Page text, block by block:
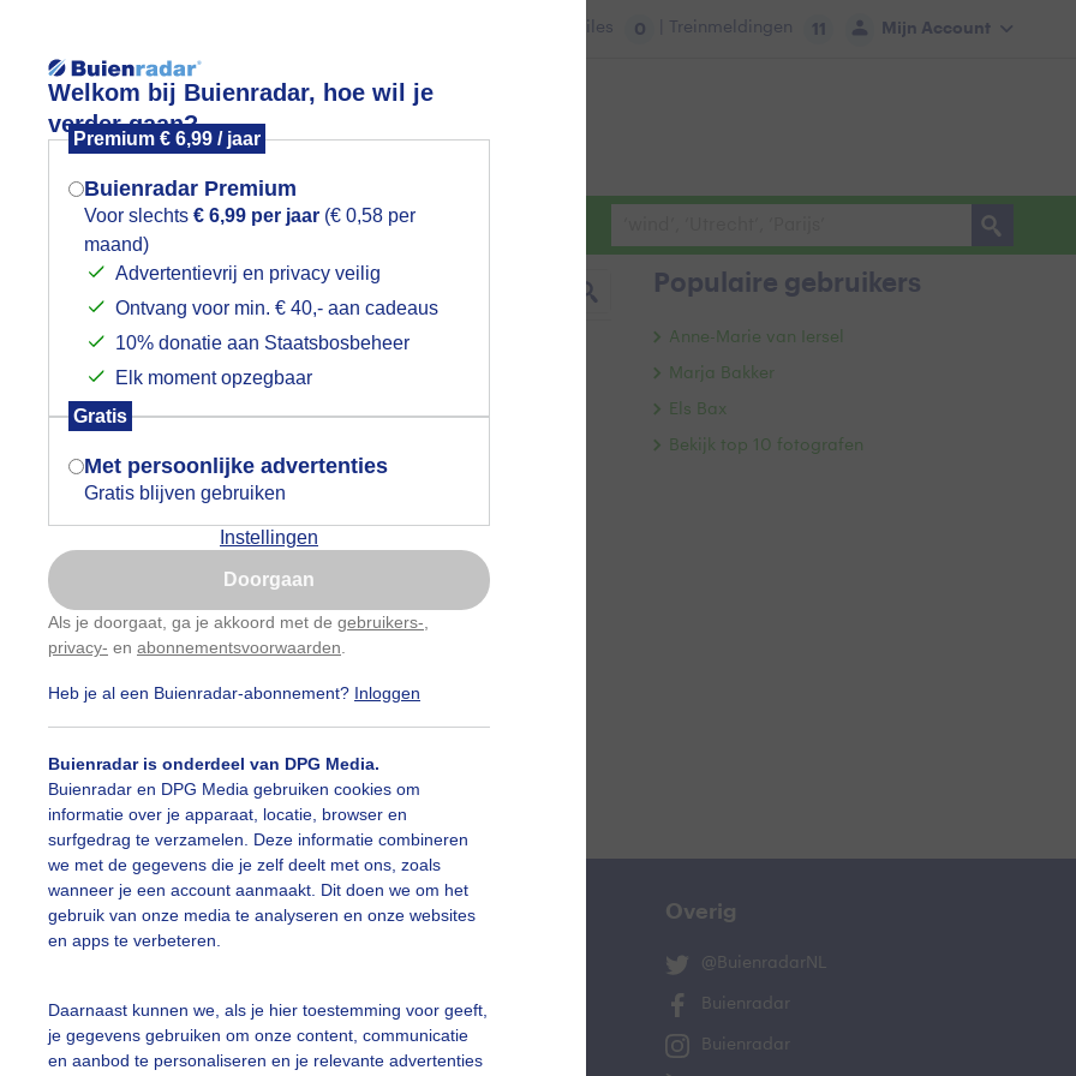
Welkom bij Buienradar, hoe wil je
verder gaan?
Premium € 6,99 / jaar
Buienradar Premium
Voor slechts € 6,99 per jaar (€ 0,58 per
maand)
Advertentievrij en privacy veilig
Ontvang voor min. € 40,- aan cadeaus
10% donatie aan Staatsbosbeheer
Elk moment opzegbaar
Gratis
Met persoonlijke advertenties
Gratis blijven gebruiken
Instellingen
Doorgaan
Als je doorgaat, ga je akkoord met de gebruikers-
privacy- en abonnementsvoorwaarden
Heb je al een Buienradar-abonnement? Inloggen
Buienradar is onderdeel van DPG Media.
Buienradar en DPG Media gebruiken cookies om
informatie over je apparaat, locatie, browser en
surfgedrag te verzamelen. Deze informatie combineren
we met de gegevens die je zelf deelt met ons, zoals
wanneer je een account aanmaakt. Dit doen we om het
gebruik van onze media te analyseren en onze websites
en apps te verbeteren.
Daarnaast kunnen we, als je hier toestemming voor geeft,
je gegevens gebruiken om onze content, communicatie
en aanbod te personaliseren en je relevante advertenties
Mijn Account
Files 0 | Treinmeldingen 11
Foto en video Weerzine
slideshow
Een moment geduld aub...
##terras #bewolking
#duinen #fietser #fietsers
#hittegolf #kinderen #kiters #kurkdroog
#maan #mist
#opklaringen #paraplu
#strakblauwe_lucht #strakblauwelucht
alle categorieën
Populaire gebruikers
Anne-Marie van Iersel
Marja Bakker
Els Bax
Bekijk top 10 fotografen
vragen
Mijn weer Overig
@BuienradarNL
Buienradar
Buienradar
Mogen we je locatie gebruiken voor
het weer?
Indien je hier nog geen akkoord op hebt
gegeven, verschijnt er zo een pop-up uit
je browser waarin deze toestemming
gevraagd wordt.
Is goed, toon de popup
Nu niet, misschien later
Gebruik je Safari en wil je niet elke dag deze pop-up
Klikhierom dit aan te passen